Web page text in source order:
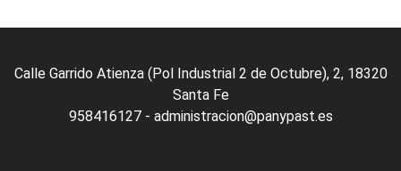
Calle Garrido Atienza (Pol Industrial 2 de Octubre), 2, 18320
Santa Fe
958416127 - administracion@panypast.es